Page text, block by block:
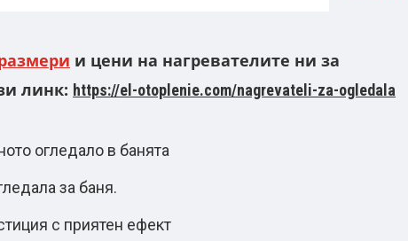
и цени на нагревателите ни за
линк: https://el-otoplenie.com/nagrevateli-za-ogledala
огледало в банята
за баня.
с приятен ефект